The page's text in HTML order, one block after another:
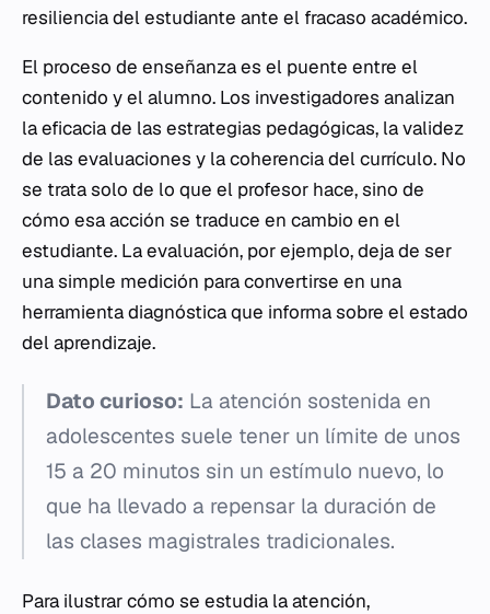
resiliencia del estudiante ante el fracaso académico.
El proceso de enseñanza es el puente entre el
contenido y el alumno. Los investigadores analizan
la eficacia de las estrategias pedagógicas, la validez
de las evaluaciones y la coherencia del currículo. No
se trata solo de lo que el profesor hace, sino de
cómo esa acción se traduce en cambio en el
estudiante. La evaluación, por ejemplo, deja de ser
una simple medición para convertirse en una
herramienta diagnóstica que informa sobre el estado
del aprendizaje.
Dato curioso: La atención sostenida en
adolescentes suele tener un límite de unos
15 a 20 minutos sin un estímulo nuevo, lo
que ha llevado a repensar la duración de
las clases magistrales tradicionales.
Para ilustrar cómo se estudia la atención,